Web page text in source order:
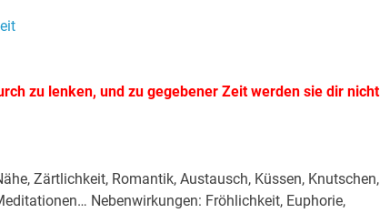
zu lenken, und zu gegebener Zeit werden sie dir nicht
Zärtlichkeit, Romantik, Austausch, Küssen, Knutschen,
Nebenwirkungen: Fröhlichkeit, Euphorie,